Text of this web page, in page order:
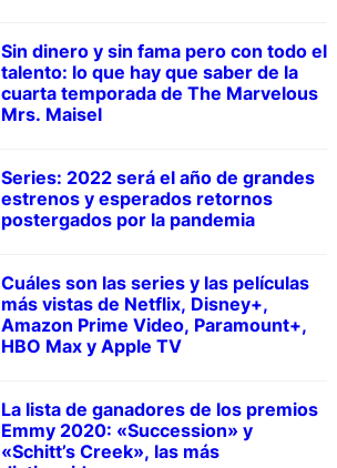
Sin dinero y sin fama pero con todo el
talento: lo que hay que saber de la
cuarta temporada de The Marvelous
Mrs. Maisel
Series: 2022 será el año de grandes
estrenos y esperados retornos
postergados por la pandemia
Cuáles son las series y las películas
más vistas de Netflix, Disney+,
Amazon Prime Video, Paramount+,
HBO Max y Apple TV
La lista de ganadores de los premios
Emmy 2020: «Succession» y
«Schitt’s Creek», las más